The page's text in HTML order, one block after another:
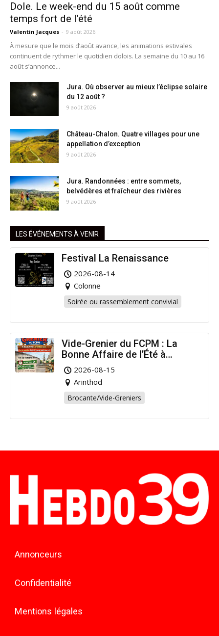
Dole. Le week-end du 15 août comme
temps fort de l’été
Valentin Jacques - 9 août 2026
À mesure que le mois d’août avance, les animations estivales
continuent de rythmer le quotidien dolois. La semaine du 10 au 16
août s’annonce...
Jura. Où observer au mieux l’éclipse solaire
du 12 août ?
9 août 2026
Château-Chalon. Quatre villages pour une
appellation d’exception
9 août 2026
Jura. Randonnées : entre sommets,
belvédères et fraîcheur des rivières
9 août 2026
LES ÉVÉNEMENTS À VENIR
Festival La Renaissance
2026-08-14
Colonne
Soirée ou rassemblement convivial
Vide-Grenier du FCPM : La
Bonne Affaire de l’Été à
Arinthod !
2026-08-15
Arinthod
Brocante/Vide-Greniers